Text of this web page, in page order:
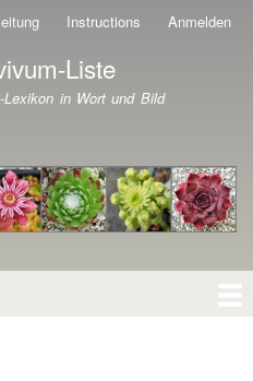
Direkt
zum
Inhalt
Instructions Anmelden
Liste
Lexikon in Wort und Bild